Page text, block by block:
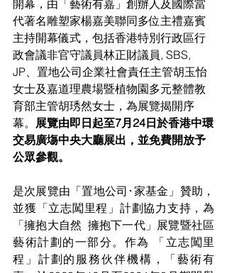
開幕，由「藝術有嘉」創辦人及國際當
代著名雕塑家楊嘉美聯同多位主禮嘉賓
主持開幕儀式，包括香港特別行政區行
政會議非官守議員林正財議員, SBS,
JP、置地公司企業社會責任主管胡玉怡
女士及嘉道理農場暨植物園多元整體教
育部主管胡琇然女士，為展覽揭開序
幕。 展覽由即日起至7月24日於香港中環
交易廣塲中央大廳展出，並免費開放予
公眾參觀。
是次展覽由「置地公司･家基金」贊助，
並獲「立志闖里程」計劃協力支持，為
「擁抱大自然  擁抱下一代」展覽暨社區
藝術計劃的一部分。作為 「立志闖里
程」計劃的服務伙伴機構，「藝術有